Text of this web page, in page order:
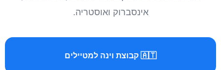
אינסברוק ואוסטריה.
🇦🇹 קבוצת וינה למטיילים